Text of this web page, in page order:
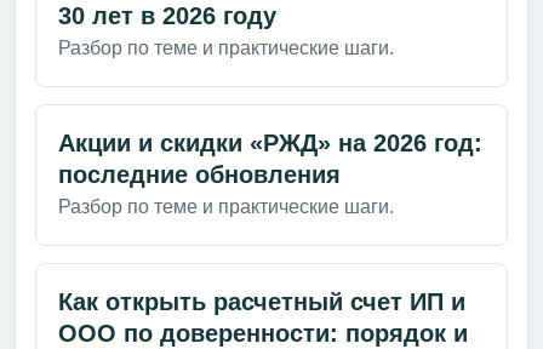
30 лет в 2026 году
Разбор по теме и практические шаги.
Акции и скидки «РЖД» на 2026 год:
последние обновления
Разбор по теме и практические шаги.
Как открыть расчетный счет ИП и
ООО по доверенности: порядок и